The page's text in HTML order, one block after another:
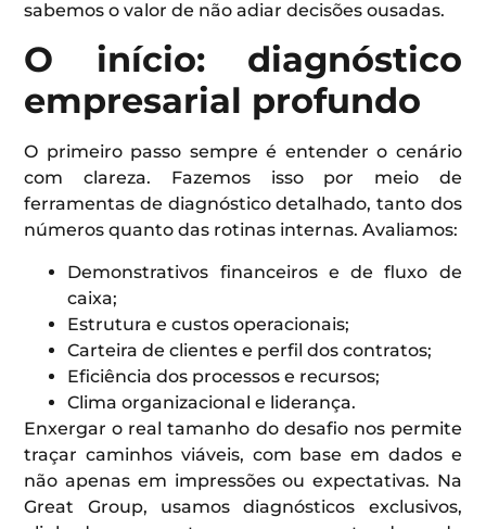
sabemos o valor de não adiar decisões ousadas.
O início: diagnóstico
empresarial profundo
O primeiro passo sempre é entender o cenário
com clareza. Fazemos isso por meio de
ferramentas de diagnóstico detalhado, tanto dos
números quanto das rotinas internas. Avaliamos:
Demonstrativos financeiros e de fluxo de
caixa;
Estrutura e custos operacionais;
Carteira de clientes e perfil dos contratos;
Eficiência dos processos e recursos;
Clima organizacional e liderança.
Enxergar o real tamanho do desafio nos permite
traçar caminhos viáveis, com base em dados e
não apenas em impressões ou expectativas. Na
Great Group, usamos diagnósticos exclusivos,